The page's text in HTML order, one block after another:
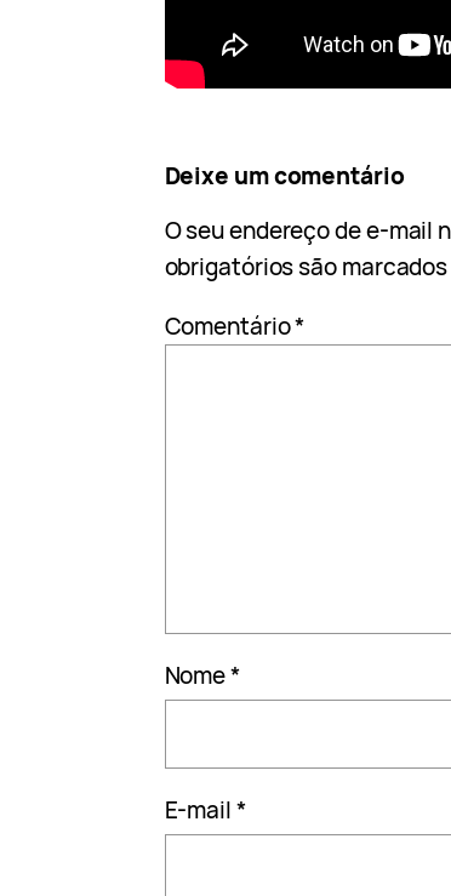
Deixe um comentário
O seu endereço de e-mail
obrigatórios são
Comentário*
Nome*
E-mail*